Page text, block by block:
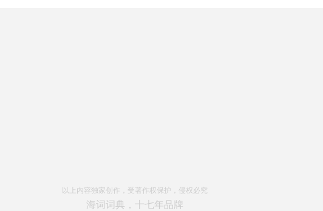
以上内容独家创作，受著作权保护，侵权必究
海词词典，十七年品牌